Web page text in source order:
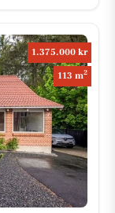
1.375.000 kr
113 m2